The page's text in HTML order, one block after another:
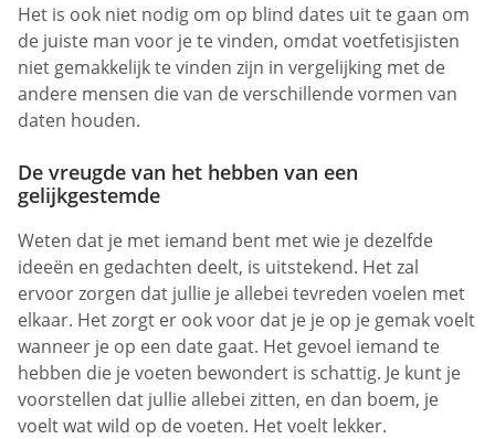
Het is ook niet nodig om op blind dates uit te gaan om
de juiste man voor je te vinden, omdat voetfetisjisten
niet gemakkelijk te vinden zijn in vergelijking met de
andere mensen die van de verschillende vormen van
daten houden.
De vreugde van het hebben van een
gelijkgestemde
Weten dat je met iemand bent met wie je dezelfde
ideeën en gedachten deelt, is uitstekend. Het zal
ervoor zorgen dat jullie je allebei tevreden voelen met
elkaar. Het zorgt er ook voor dat je je op je gemak voelt
wanneer je op een date gaat. Het gevoel iemand te
hebben die je voeten bewondert is schattig. Je kunt je
voorstellen dat jullie allebei zitten, en dan boem, je
voelt wat wild op de voeten. Het voelt lekker.